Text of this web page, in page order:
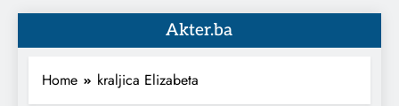
Akter.ba
Home kraljica Elizabeta